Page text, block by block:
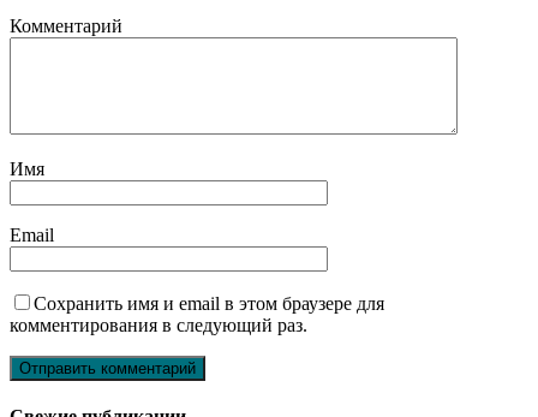
Комментарий
Имя
Email
Сохранить имя и email в этом браузере для
комментирования в следующий раз.